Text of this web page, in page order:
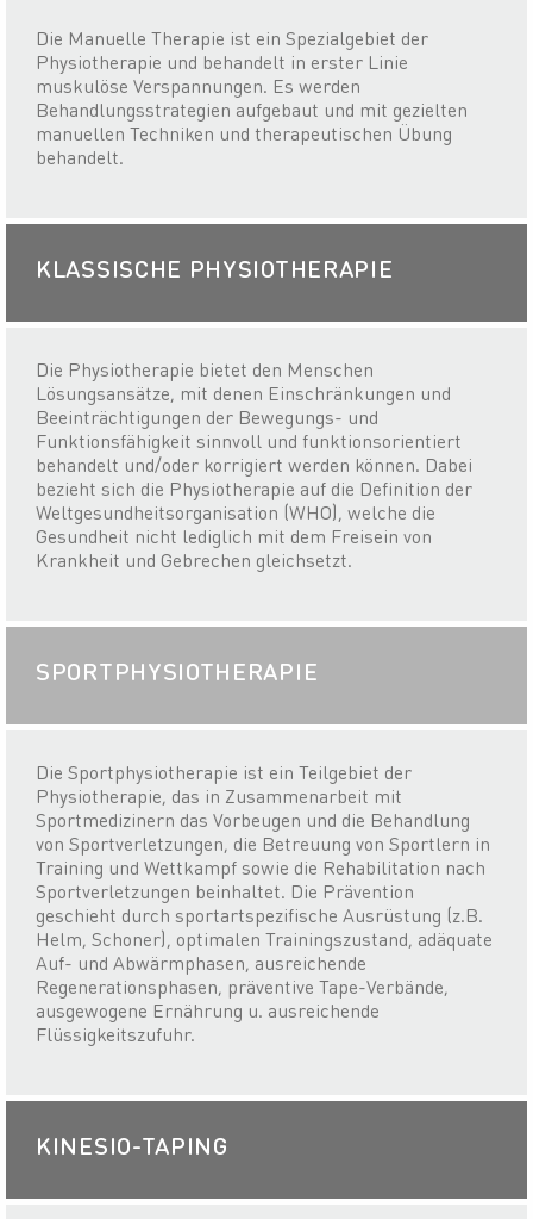
Die Manuelle Therapie ist ein Spezialgebiet der
Physiotherapie und behandelt in erster Linie
muskulöse Verspannungen. Es werden
Behandlungsstrategien aufgebaut und mit gezielten
manuellen Techniken und therapeutischen Übung
behandelt.
KLASSISCHE PHYSIOTHERAPIE
Die Physiotherapie bietet den Menschen
Lösungsansätze, mit denen Einschränkungen und
Beeinträchtigungen der Bewegungs- und
Funktionsfähigkeit sinnvoll und funktionsorientiert
behandelt und/oder korrigiert werden können. Dabei
bezieht sich die Physiotherapie auf die Definition der
Weltgesundheitsorganisation (WHO), welche die
Gesundheit nicht lediglich mit dem Freisein von
Krankheit und Gebrechen gleichsetzt.
SPORTPHYSIOTHERAPIE
Die Sportphysiotherapie ist ein Teilgebiet der
Physiotherapie, das in Zusammenarbeit mit
Sportmedizinern das Vorbeugen und die Behandlung
von Sportverletzungen, die Betreuung von Sportlern in
Training und Wettkampf sowie die Rehabilitation nach
Sportverletzungen beinhaltet. Die Prävention
geschieht durch sportartspezifische Ausrüstung (z.B.
Helm, Schoner), optimalen Trainingszustand, adäquate
Auf- und Abwärmphasen, ausreichende
Regenerationsphasen, präventive Tape-Verbände,
ausgewogene Ernährung u. ausreichende
Flüssigkeitszufuhr.
KINESIO-TAPING